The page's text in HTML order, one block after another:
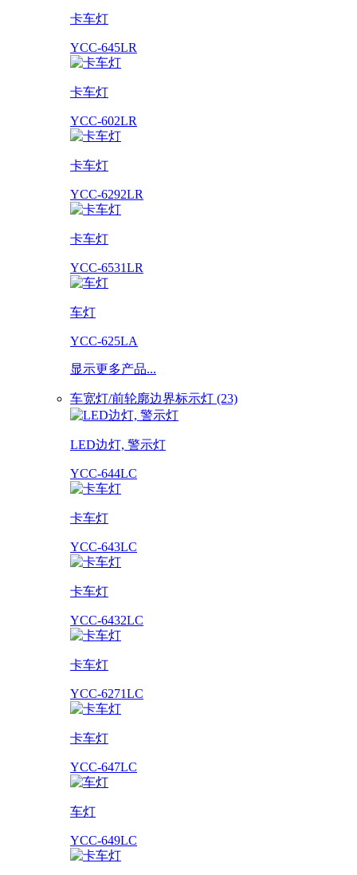
卡车灯
YCC-645LR
卡车灯
YCC-602LR
卡车灯
YCC-6292LR
卡车灯
YCC-6531LR
车灯
YCC-625LA
显示更多产品...
车宽灯/前轮廓边界标示灯 (23)
LED边灯, 警示灯
YCC-644LC
卡车灯
YCC-643LC
卡车灯
YCC-6432LC
卡车灯
YCC-6271LC
卡车灯
YCC-647LC
车灯
YCC-649LC